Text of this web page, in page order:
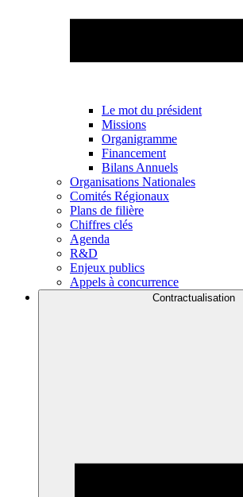
Le mot du président
Missions
Organigramme
Financement
Bilans Annuels
Organisations Nationales
Comités Régionaux
Plans de filière
Chiffres clés
Agenda
R&D
Enjeux publics
Appels à concurrence
Contractualisation